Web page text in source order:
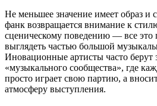
Не меньшее значение имеет образ и
фанк возвращается внимание к
сценическому поведению — все это
выглядеть частью большой
Иновационные артисты часто берут
«музыкального сообщества», где
просто играет свою партию, а
атмосферу выступления.